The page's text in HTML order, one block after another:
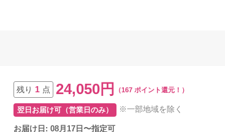
残り 1 点 24,050円 （167 ポイント還元！）
翌日お届け可（営業日のみ） ※一部地域を除く
お届け日: 08月17日〜指定可